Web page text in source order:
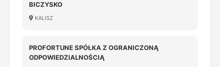
BICZYSKO
KALISZ
PROFORTUNE SPÓŁKA Z OGRANICZONĄ
ODPOWIEDZIALNOŚCIĄ